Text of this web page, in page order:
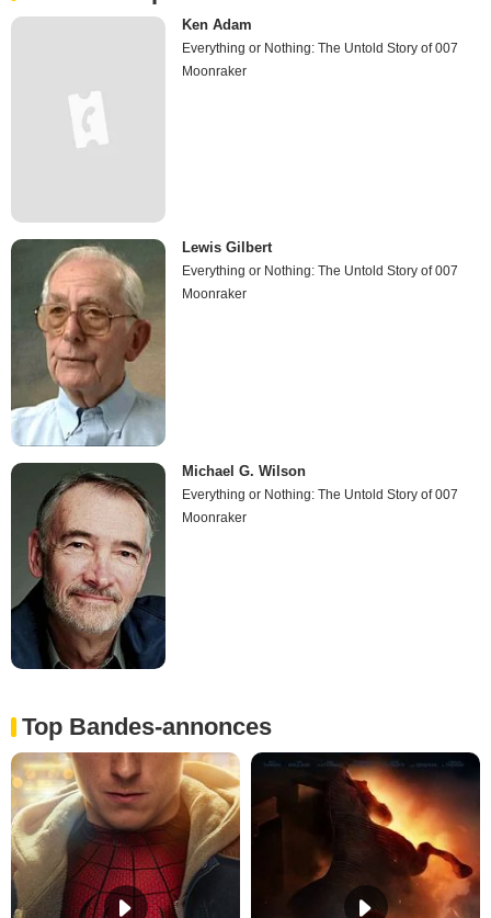
Ken Adam
Everything or Nothing: The Untold Story of 007
Moonraker
Lewis Gilbert
Everything or Nothing: The Untold Story of 007
Moonraker
Michael G. Wilson
Everything or Nothing: The Untold Story of 007
Moonraker
Top Bandes-annonces